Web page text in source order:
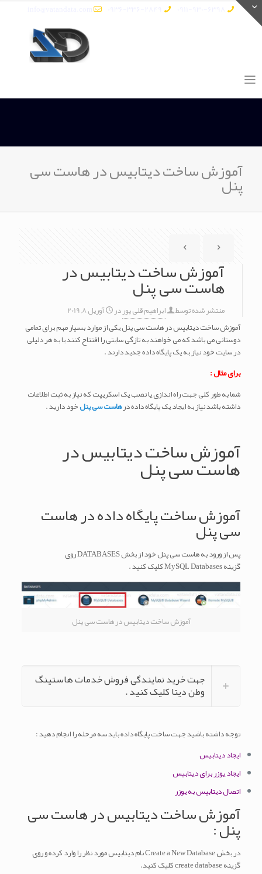
آموزش ساخت دیتابیس در هاست سی
پنل
آموزش ساخت دیتابیس در
هاست سی پنل
منتشر شده توسط ابراهیم قلی پوردر
آوریل 8, 2019
آموزش ساخت دیتابیس در هاست سی پنل یکی از موارد بسیار مهم برای تمامی
دوستانی می باشد که می خواهند به تازگی سایتی را افتتاح کنند یا به هر دلیلی
در سایت خود نیاز به یک پایگاه داده جدید دارند .
برای مثال :
شما به طور کلی جهت راه اندازی یا نصب یک اسکریپت که نیاز به ثبت اطلاعات
داشته باشد نیاز به ایجاد یک پایگاه داده درهاست سی پنلخود دارید .
آموزش ساخت دیتابیس در
هاست سی پنل
آموزش ساخت پایگاه داده در هاست
سی پنل
پس از ورود به هاست سی پنل خود از بخش DATABASES روی
گزینه MySQL Databases کلیک کنید .
آموزش ساخت دیتابیس در هاست سی پنل
جهت خرید نمایندگی فروش خدمات هاستینگ
وطن دیتا کلیک کنید .
توجه داشته باشید جهت ساخت پایگاه داده باید سه مرحله را انجام دهید :
ایجاد دیتابیس
ایجاد یوزر برای دیتابیس
اتصال دیتابیس به یوزر
آموزش ساخت دیتابیس در هاست سی
پنل :
در بخش Create a New Database نام دیتابیس مورد نظر را وارد کرده و روی
گزینه create database کلیک کنید.